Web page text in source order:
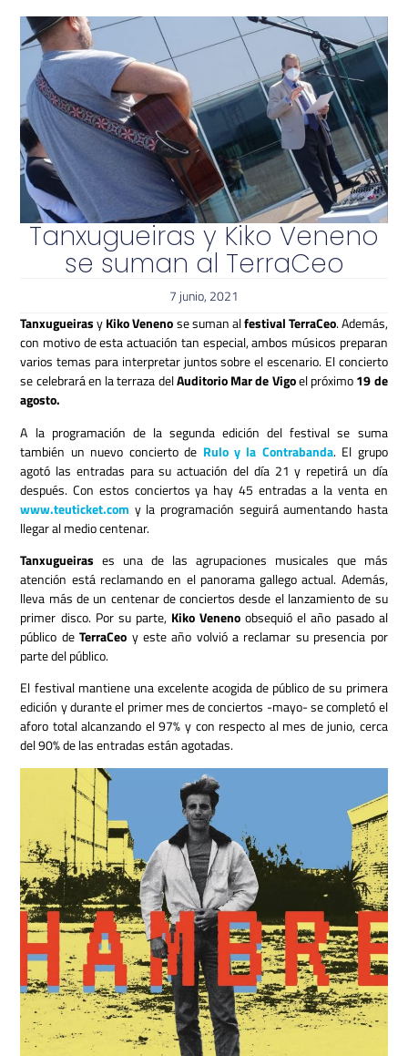
Tanxugueiras y Kiko Veneno
se suman al TerraCeo
7 junio, 2021
TanxugueirasyKiko Venenose suman alfestival TerraCeo. Además,
con motivo de esta actuación tan especial, ambos músicos preparan
varios temas para interpretar juntos sobre el escenario. El concierto
se celebrará en la terraza delAuditorio Mar de Vigoel próximo19 de
agosto.
A la programación de la segunda edición del festival se suma
también un nuevo concierto de Rulo y la Contrabanda. El grupo
agotó las entradas para su actuación del día 21 y repetirá un día
después. Con estos conciertos ya hay 45 entradas a la venta en
www.teuticket.com y la programación seguirá aumentando hasta
llegar al medio centenar.
Tanxugueiras es una de las agrupaciones musicales que más
atención está reclamando en el panorama gallego actual. Además,
lleva más de un centenar de conciertos desde el lanzamiento de su
primer disco. Por su parte, Kiko Veneno obsequió el año pasado al
público deTerraCeo y este año volvió a reclamar su presencia por
parte del público.
El festival mantiene una excelente acogida de público de su primera
edición y durante el primer mes de conciertos -mayo- se completó el
aforo total alcanzando el 97% y con respecto al mes de junio, cerca
del 90% de las entradas están agotadas.